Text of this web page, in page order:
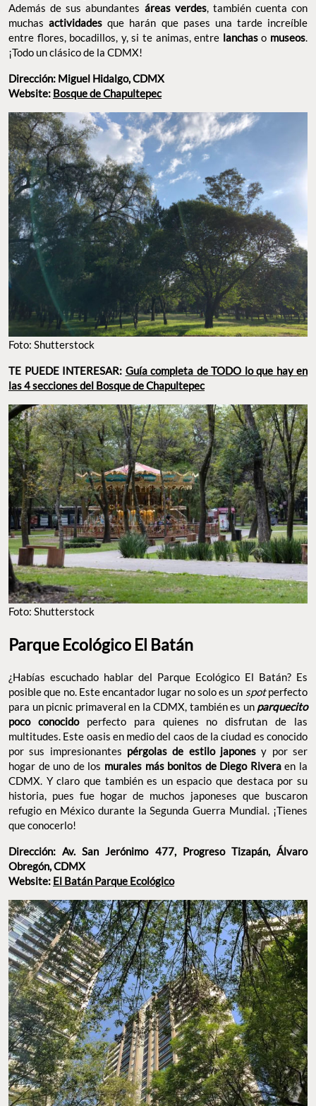
Además de sus abundantes áreas verdes, también cuenta con
muchasactividades que harán que pases una tarde increíble
entre flores, bocadillos, y, si te animas, entre lanchaso museos.
¡Todo un clásico de la CDMX!
Dirección: Miguel Hidalgo, CDMX
Website: Bosque de Chapultepec
Foto: Shutterstock
TE PUEDE INTERESAR: Guía completa de TODO lo que hay en
las 4 secciones del Bosque de Chapultepec
Foto: Shutterstock
Parque Ecológico El Batán
¿Habías escuchado hablar del Parque Ecológico El Batán? Es
posible que no. Este encantador lugar no solo es un spotperfecto
para un picnic primaveral en la CDMX, también es un parquecito
poco conocidoperfecto para quienes no disfrutan de las
multitudes. Este oasis en medio del caos de la ciudad es conocido
por sus impresionantes pérgolas de estilo japones y por ser
hogar de uno de los murales más bonitos de Diego Riveraen la
CDMX. Y claro que también es un espacio que destaca por su
historia, pues fue hogar de muchos japoneses que buscaron
refugio en México durante la Segunda Guerra Mundial. ¡Tienes
que conocerlo!
Dirección: Av. San Jerónimo 477, Progreso Tizapán, Álvaro
Obregón, CDMX
Website: El Batán Parque Ecológico